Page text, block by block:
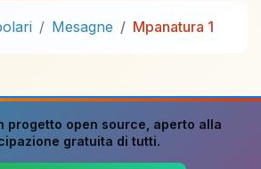
Mesagne Mpanatura 1
progetto open source , aperto alla
gratuita di tutti.